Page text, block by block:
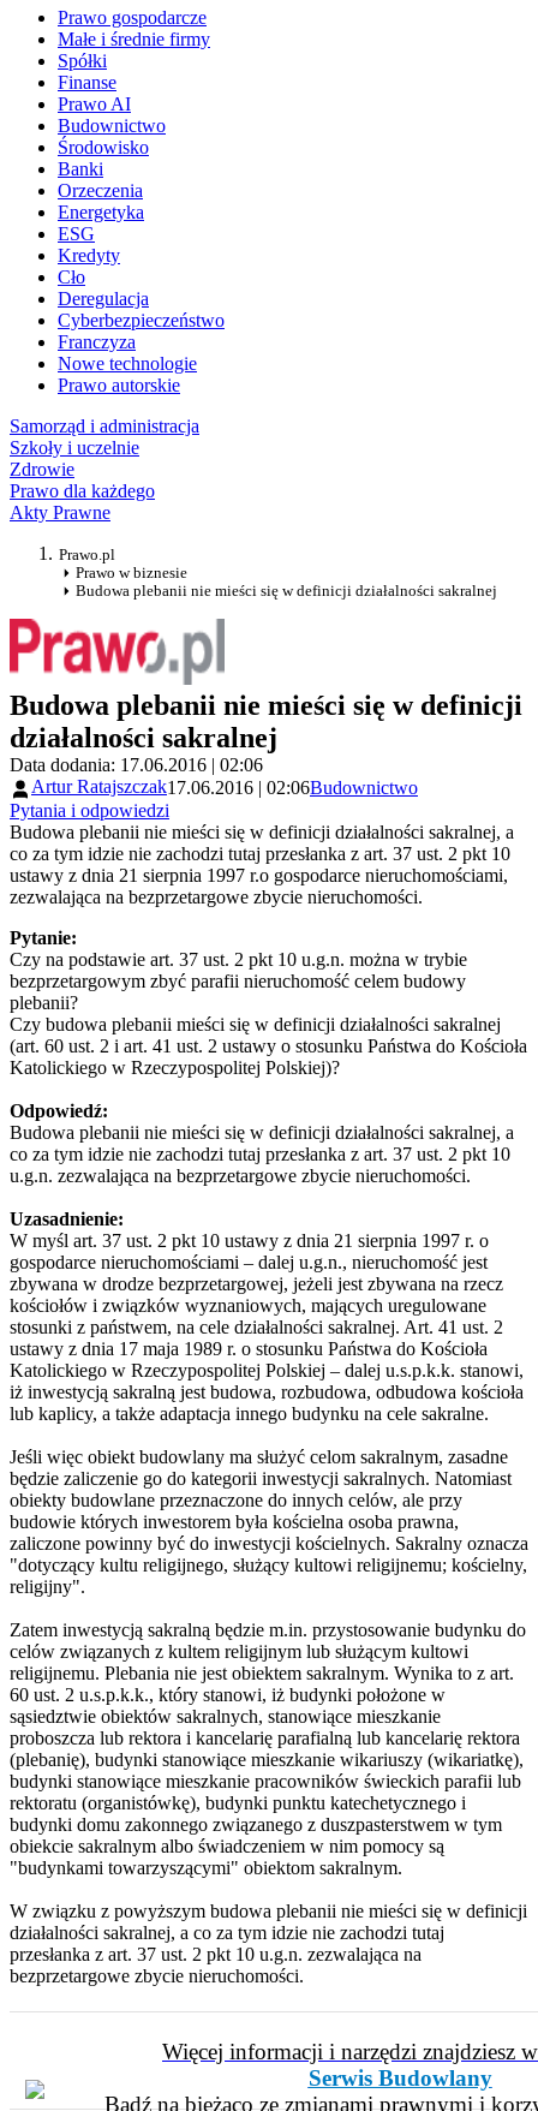
Prawo gospodarcze
Małe i średnie firmy
Spółki
Finanse
Prawo AI
Budownictwo
Środowisko
Banki
Orzeczenia
Energetyka
ESG
Kredyty
Cło
Deregulacja
Cyberbezpieczeństwo
Franczyza
Nowe technologie
Prawo autorskie
Samorząd i administracja
Szkoły i uczelnie
Zdrowie
Prawo dla każdego
Akty Prawne
Prawo.pl
Prawo w biznesie
Budowa plebanii nie mieści się w definicji działalności sakralnej
Budowa plebanii nie mieści się w definicji
działalności sakralnej
Data dodania: 17.06.2016 | 02:06
Artur Ratajszczak17.06.2016 | 02:06Budownictwo
Pytania i odpowiedzi
Budowa plebanii nie mieści się w definicji działalności sakralnej, a
co za tym idzie nie zachodzi tutaj przesłanka z art. 37 ust. 2 pkt 10
ustawy z dnia 21 sierpnia 1997 r.o gospodarce nieruchomościami,
zezwalająca na bezprzetargowe zbycie nieruchomości.
Pytanie:
Czy na podstawie art. 37 ust. 2 pkt 10 u.g.n. można w trybie
bezprzetargowym zbyć parafii nieruchomość celem budowy
plebanii?
Czy budowa plebanii mieści się w definicji działalności sakralnej
(art. 60 ust. 2 i art. 41 ust. 2 ustawy o stosunku Państwa do Kościoła
Katolickiego w Rzeczypospolitej Polskiej)?
Odpowiedź:
Budowa plebanii nie mieści się w definicji działalności sakralnej, a
co za tym idzie nie zachodzi tutaj przesłanka z art. 37 ust. 2 pkt 10
u.g.n. zezwalająca na bezprzetargowe zbycie nieruchomości.
Uzasadnienie:
W myśl art. 37 ust. 2 pkt 10 ustawy z dnia 21 sierpnia 1997 r. o
gospodarce nieruchomościami – dalej u.g.n., nieruchomość jest
zbywana w drodze bezprzetargowej, jeżeli jest zbywana na rzecz
kościołów i związków wyznaniowych, mających uregulowane
stosunki z państwem, na cele działalności sakralnej. Art. 41 ust. 2
ustawy z dnia 17 maja 1989 r. o stosunku Państwa do Kościoła
Katolickiego w Rzeczypospolitej Polskiej – dalej u.s.p.k.k. stanowi,
iż inwestycją sakralną jest budowa, rozbudowa, odbudowa kościoła
lub kaplicy, a także adaptacja innego budynku na cele sakralne.
Jeśli więc obiekt budowlany ma służyć celom sakralnym, zasadne
będzie zaliczenie go do kategorii inwestycji sakralnych. Natomiast
obiekty budowlane przeznaczone do innych celów, ale przy
budowie których inwestorem była kościelna osoba prawna,
zaliczone powinny być do inwestycji kościelnych. Sakralny oznacza
"dotyczący kultu religijnego, służący kultowi religijnemu; kościelny,
religijny".
Zatem inwestycją sakralną będzie m.in. przystosowanie budynku do
celów związanych z kultem religijnym lub służącym kultowi
religijnemu. Plebania nie jest obiektem sakralnym. Wynika to z art.
60 ust. 2 u.s.p.k.k., który stanowi, iż budynki położone w
sąsiedztwie obiektów sakralnych, stanowiące mieszkanie
proboszcza lub rektora i kancelarię parafialną lub kancelarię rektora
(plebanię), budynki stanowiące mieszkanie wikariuszy (wikariatkę),
budynki stanowiące mieszkanie pracowników świeckich parafii lub
rektoratu (organistówkę), budynki punktu katechetycznego i
budynki domu zakonnego związanego z duszpasterstwem w tym
obiekcie sakralnym albo świadczeniem w nim pomocy są
"budynkami towarzyszącymi" obiektom sakralnym.
W związku z powyższym budowa plebanii nie mieści się w definicji
działalności sakralnej, a co za tym idzie nie zachodzi tutaj
przesłanka z art. 37 ust. 2 pkt 10 u.g.n. zezwalająca na
bezprzetargowe zbycie nieruchomości.
Więcej informacji i narzędzi znajdziesz
Serwis Budowlany
Bądź na bieżąco ze zmianami prawnymi i